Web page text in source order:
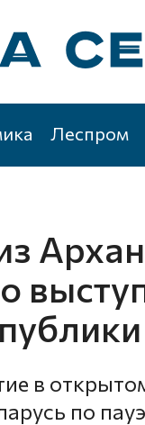
Леспром
в
по